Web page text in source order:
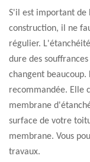
S'il est important de
construction, il ne
régulier.
dure des
changent
recommandée. Elle
membrane
surface de votre
membrane. Vous
travaux.